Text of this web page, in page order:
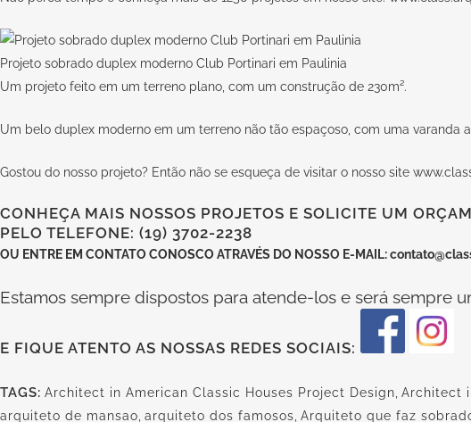
Projeto sobrado duplex moderno Club Portinari em Paulinia
Um projeto feito em um terreno plano, com um construção de 230m².
Um belo duplex moderno em um terreno não tão espaçoso, com uma
Gostou do nosso projeto? Então não se esqueça de visitar o nosso site
CONHEÇA MAIS NOSSOS PROJETOS E SOLICITE UM
PELO TELEFONE: (19) 3702-2238
OU ENTRE EM CONTATO CONOSCOATRAVÉS DO NOSSO E-MAIL:
Estamos sempre dispostos para atende-los e será sempre
E FIQUE ATENTO AS NOSSAS REDES SOCIAIS:
TAGS: Architect in American Classic Houses Project Design Architect
arquiteto de mansao arquiteto dos famosos Arquiteto que faz